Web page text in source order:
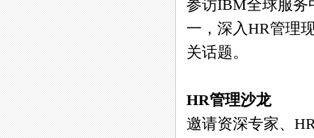
参访IBM全球服务
一，深入HR管理
关话题。
HR管理沙龙
邀请资深专家、